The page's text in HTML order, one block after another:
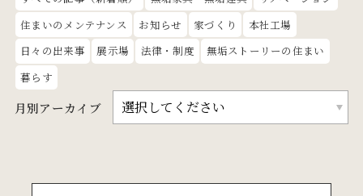
住まいのメンテナンス
お知らせ 家づくり
本社工場
日々の出来事
展示場 法律・制度
無垢ストーリーの住まい
暮らす
月別アーカイブ